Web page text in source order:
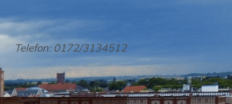
Telefon: 0172/3134512